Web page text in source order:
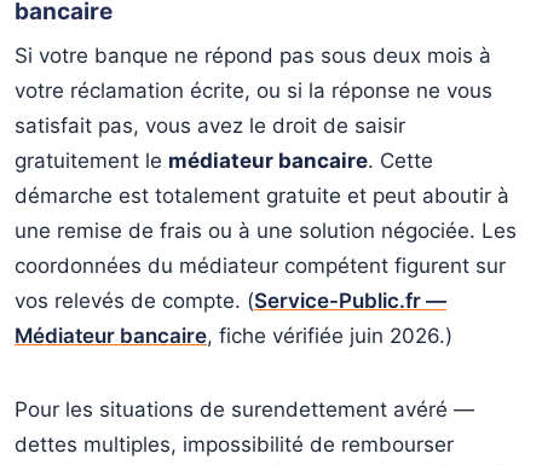
bancaire
Si votre banque ne répond pas sous deux mois à
votre réclamation écrite, ou si la réponse ne vous
satisfait pas, vous avez le droit de saisir
gratuitement le médiateur bancaire. Cette
démarche est totalement gratuite et peut aboutir à
une remise de frais ou à une solution négociée. Les
coordonnées du médiateur compétent figurent sur
vos relevés de compte. (Service-Public.fr —
Médiateur bancaire, fiche vérifiée juin 2026.)
Pour les situations de surendettement avéré —
dettes multiples, impossibilité de rembourser